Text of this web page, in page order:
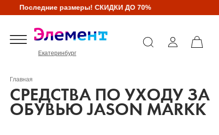
Последние размеры! СКИДКИ ДО 70%
Екатеринбург
Главная
СРЕДСТВА ПО УХОДУ ЗА
ОБУВЬЮ JASON MARKK